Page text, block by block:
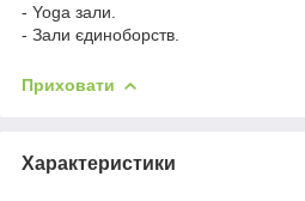
- Yoga зали.
- Зали єдиноборств.
Приховати
Характеристики